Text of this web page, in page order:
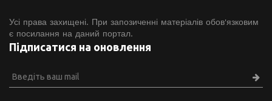
Усі права захищені. При запозиченні матеріалів обов'язковим
є посилання на даний портал.
Підписатися на оновлення